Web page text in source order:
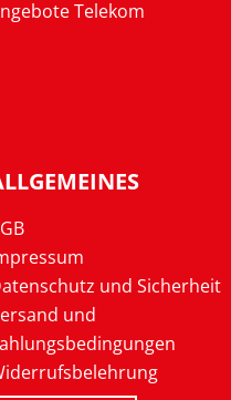
Telekom
und Sicherheit
und